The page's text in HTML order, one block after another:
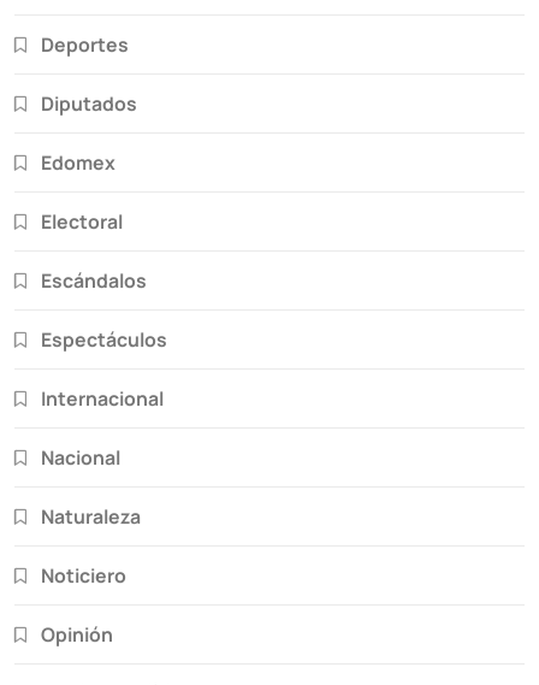
Deportes
Diputados
Edomex
Electoral
Escándalos
Espectáculos
Internacional
Nacional
Naturaleza
Noticiero
Opinión